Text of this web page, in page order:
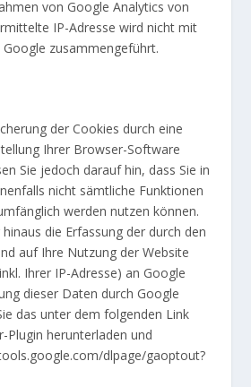
von Google Analytics von
IP-Adresse wird nicht mit
zusammengeführt.
der Cookies durch eine
Ihrer Browser-Software
Sie jedoch darauf hin, dass Sie in
nicht sämtliche Funktionen
werden nutzen können.
die Erfassung der durch den
auf Ihre Nutzung der Website
Ihrer IP-Adresse) an Google
dieser Daten durch Google
das unter dem folgenden Link
Plugin herunterladen und
dlpage/gaoptout?